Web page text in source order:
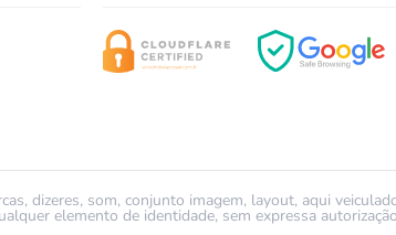
dizeres, som, conjunto imagem, layout, aqui
elemento de identidade, sem expressa